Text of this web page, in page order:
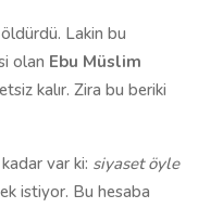
Lakin bu
olan Ebu Müslim
kalır. Zira bu beriki
var ki: siyaset öyle
istiyor. Bu hesaba